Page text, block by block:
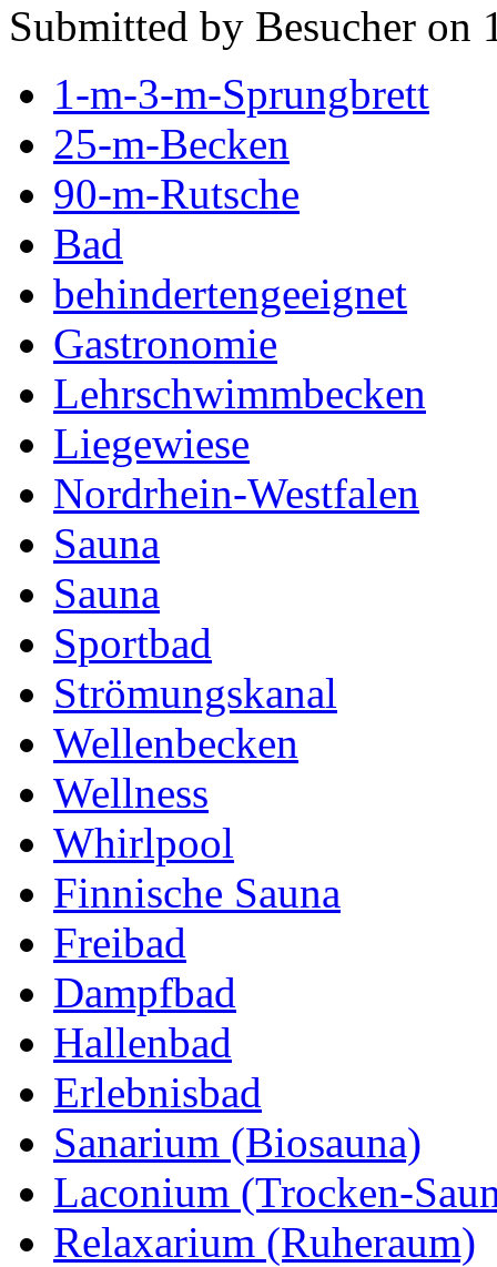
Submitted by Besucher on
1-m-3-m-Sprungbrett
25-m-Becken
90-m-Rutsche
Bad
behindertengeeignet
Gastronomie
Lehrschwimmbecken
Liegewiese
Nordrhein-Westfalen
Sauna
Sauna
Sportbad
Strömungskanal
Wellenbecken
Wellness
Whirlpool
Finnische Sauna
Freibad
Dampfbad
Hallenbad
Erlebnisbad
Sanarium (Biosauna)
Laconium (Trocken-
Relaxarium (Ruheraum)